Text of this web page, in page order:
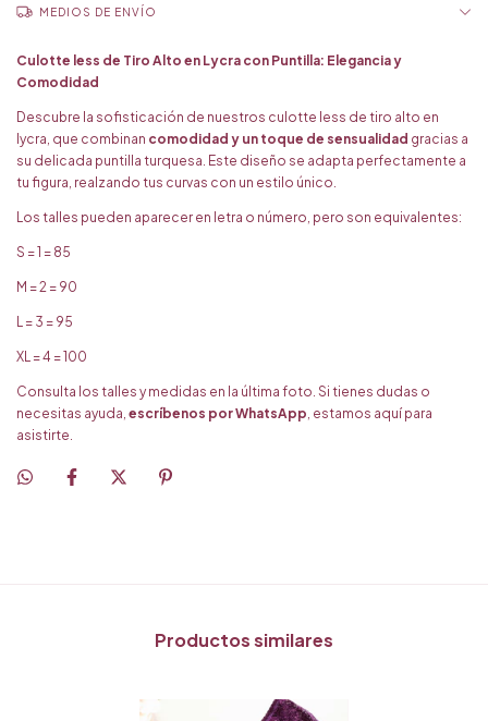
MEDIOS DE ENVÍO
Culotte less de Tiro Alto en Lycra con Puntilla: Elegancia y
Comodidad
Descubre la sofisticación de nuestros culotte less de tiro alto en
lycra, que combinan comodidad y un toque de sensualidad gracias a
su delicada puntilla turquesa. Este diseño se adapta perfectamente a
tu figura, realzando tus curvas con un estilo único.
Los talles pueden aparecer en letra o número, pero son equivalentes:
S = 1 = 85
M = 2 = 90
L = 3 = 95
XL = 4 = 100
Consulta los talles y medidas en la última foto. Si tienes dudas o
necesitas ayuda, escríbenos por WhatsApp, estamos aquí para
asistirte.
Productos similares